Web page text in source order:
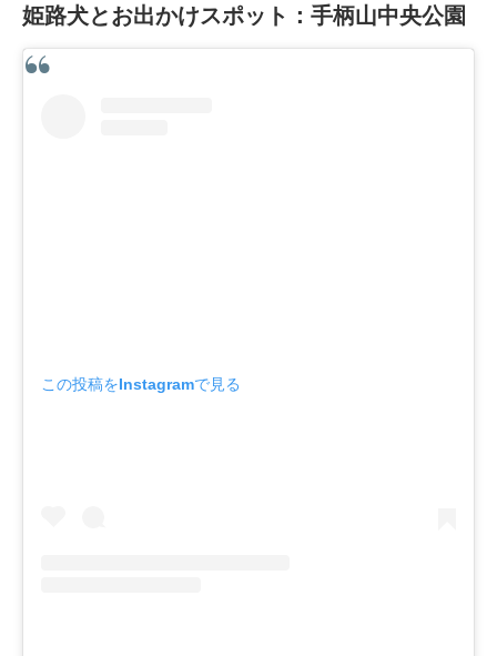
姫路犬とお出かけスポット：手柄山中央公園
この投稿をInstagramで見る